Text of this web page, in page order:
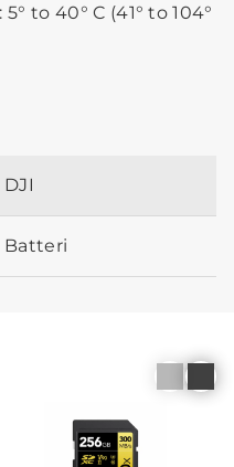
to 40° C (41° to 104°
DJI
Batteri